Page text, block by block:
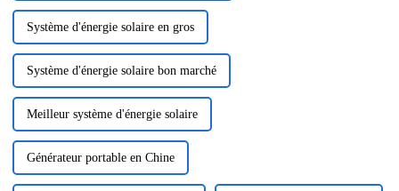
Système d'énergie solaire en gros
Système d'énergie solaire bon marché
Meilleur système d'énergie solaire
Générateur portable en Chine